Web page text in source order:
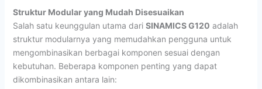
Struktur Modular yang Mudah Disesuaikan
Salah satu keunggulan utama dari SINAMICS G120 adalah
struktur modularnya yang memudahkan pengguna untuk
mengombinasikan berbagai komponen sesuai dengan
kebutuhan. Beberapa komponen penting yang dapat
dikombinasikan antara lain: